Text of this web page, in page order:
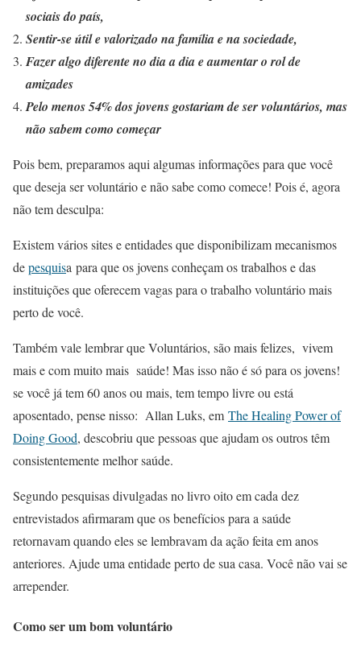
sociais do país,
Sentir-se útil e valorizado na família e na sociedade,
Fazer algo diferente no dia a dia e aumentar o rol de
amizades
Pelo menos 54% dos jovens gostariam de ser voluntários, mas
não sabem como começar
Pois bem, preparamos aqui algumas informações para que você
que deseja ser voluntário e não sabe como comece! Pois é, agora
não tem desculpa:
Existem vários sites e entidades que disponibilizam mecanismos
depesquisa para que os jovens conheçam os trabalhos e das
instituições que oferecem vagas para o trabalho voluntário mais
perto de você.
Também vale lembrar que Voluntários, são mais felizes, vivem
mais e com muito mais saúde! Mas isso não é só para os jovens!
se você já tem 60 anos ou mais, tem tempo livre ou está
aposentado, pense nisso: Allan Luks, em The Healing Power of
Doing Good, descobriu que pessoas que ajudam os outros têm
consistentemente melhor saúde.
Segundo pesquisas divulgadas no livro oito em cada dez
entrevistados afirmaram que os benefícios para a saúde
retornavam quando eles se lembravam da ação feita em anos
anteriores. Ajude uma entidade perto de sua casa. Você não vai se
arrepender.
Como ser um bom voluntário